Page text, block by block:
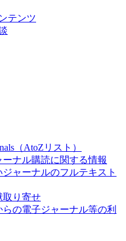
テンツ
（AtoZリスト）
ナル購読に関する情報
ャーナルのフルテキスト
取り寄せ
の電子ジャーナル等の利